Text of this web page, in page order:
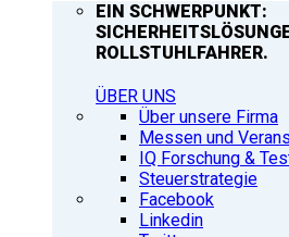
EIN SCHWERPUNKT:
ROLLSTUHLFAHRER.
ÜBER UNS
Über unsere Firma
Messen und
IQ Forschung &
Steuerstrategie
Facebook
Linkedin